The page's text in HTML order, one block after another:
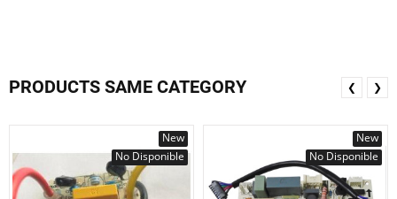
PRODUCTS SAME CATEGORY
New
No Disponible
New
No Disponible
❮ ❯